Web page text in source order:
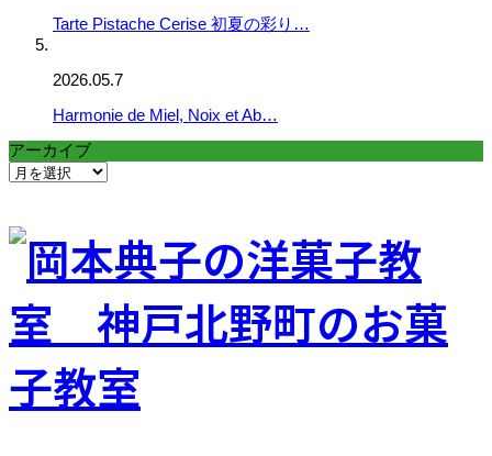
Tarte Pistache Cerise 初夏の彩り…
2026.05.7
Harmonie de Miel, Noix et Ab…
アーカイブ
ア
イ